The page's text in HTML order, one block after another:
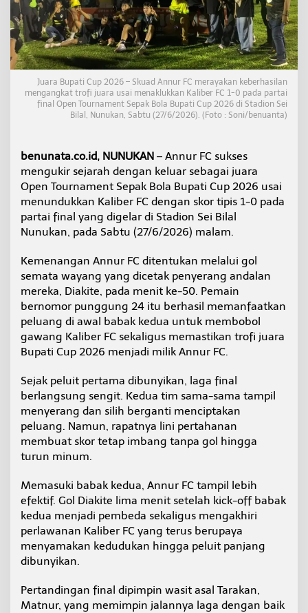
2
6
,
T
a
l
u
k
n
K
a
l
i
b
e
r
C
l
w
a
t
G
o
u
n
g
g
l
a
k
t
e
Juara Bupati Cup 2026 – Skuad Annur FC merayakan keberhasilan
mengangkat trofi juara usai menaklukkan Kaliber FC 1-0 pada partai
final Open Tournament Sepak Bola Bupati Cup 2026 di Stadion Sei
Bilal, Nunukan, Sabtu (27/6/2026). (Foto : Soni/benuanta)
benunata.co.id, NUNUKAN – Annur FC sukses
mengukir sejarah dengan keluar sebagai juara
Open Tournament Sepak Bola Bupati Cup 2026 usai
menundukkan Kaliber FC dengan skor tipis 1-0 pada
partai final yang digelar di Stadion Sei Bilal
Nunukan, pada Sabtu (27/6/2026) malam.
Kemenangan Annur FC ditentukan melalui gol
semata wayang yang dicetak penyerang andalan
mereka, Diakite, pada menit ke-50. Pemain
bernomor punggung 24 itu berhasil memanfaatkan
peluang di awal babak kedua untuk membobol
gawang Kaliber FC sekaligus memastikan trofi juara
Bupati Cup 2026 menjadi milik Annur FC.
Sejak peluit pertama dibunyikan, laga final
berlangsung sengit. Kedua tim sama-sama tampil
menyerang dan silih berganti menciptakan
peluang. Namun, rapatnya lini pertahanan
membuat skor tetap imbang tanpa gol hingga
turun minum.
Memasuki babak kedua, Annur FC tampil lebih
efektif. Gol Diakite lima menit setelah kick-off babak
kedua menjadi pembeda sekaligus mengakhiri
perlawanan Kaliber FC yang terus berupaya
menyamakan kedudukan hingga peluit panjang
dibunyikan.
Pertandingan final dipimpin wasit asal Tarakan,
Matnur, yang memimpin jalannya laga dengan baik